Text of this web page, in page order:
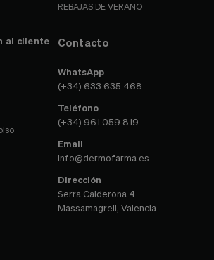
REBAJAS DE VERANO
al cliente Contacto
WhatsApp
(+34) 633 635 468
Teléfono
(+34) 961 059 819
Email
info@dermofarma.es
Dirección
Serra Calderona 4
Massamagrell, Valencia